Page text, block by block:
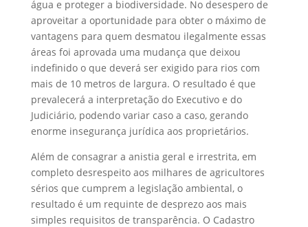
água e proteger a biodiversidade. No desespero de
aproveitar a oportunidade para obter o máximo de
vantagens para quem desmatou ilegalmente essas
áreas foi aprovada uma mudança que deixou
indefinido o que deverá ser exigido para rios com
mais de 10 metros de largura. O resultado é que
prevalecerá a interpretação do Executivo e do
Judiciário, podendo variar caso a caso, gerando
enorme insegurança jurídica aos proprietários.
Além de consagrar a anistia geral e irrestrita, em
completo desrespeito aos milhares de agricultores
sérios que cumprem a legislação ambiental, o
resultado é um requinte de desprezo aos mais
simples requisitos de transparência. O Cadastro